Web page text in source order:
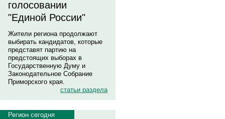
голосовании
"Единой России"
Жители региона продолжают
выбирать кандидатов, которые
представят партию на
предстоящих выборах в
Государственную Думу и
Законодательное Собрание
Приморского края.
статьи раздела
Регион сегодня